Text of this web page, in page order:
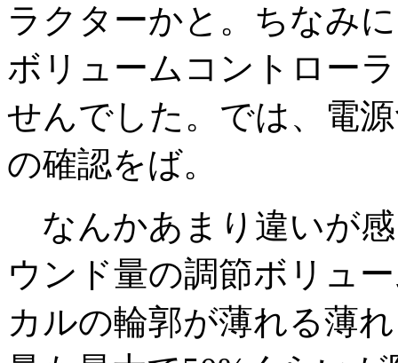
ラクターかと。ちなみ
ボリュームコントロー
せんでした。では、電
の確認をば。
なんかあまり違いが
ウンド量の調節ボリュ
カルの輪郭が薄れる薄